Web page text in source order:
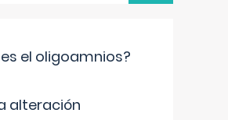
el oligoamnios?
alteración